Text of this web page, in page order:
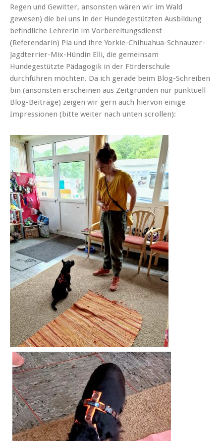
Regen und Gewitter, ansonsten wären wir im Wald
gewesen) die bei uns in der Hundegestützten Ausbildung
befindliche Lehrerin im Vorbereitungsdienst
(Referendarin) Pia und ihre Yorkie-Chihuahua-Schnauzer-
Jagdterrier-Mix-Hündin Elli, die gemeinsam
Hundegestützte Pädagogik in der Förderschule
durchführen möchten. Da ich gerade beim Blog-Schreiben
bin (ansonsten erscheinen aus Zeitgründen nur punktuell
Blog-Beiträge) zeigen wir gern auch hiervon einige
Impressionen (bitte weiter nach unten scrollen):